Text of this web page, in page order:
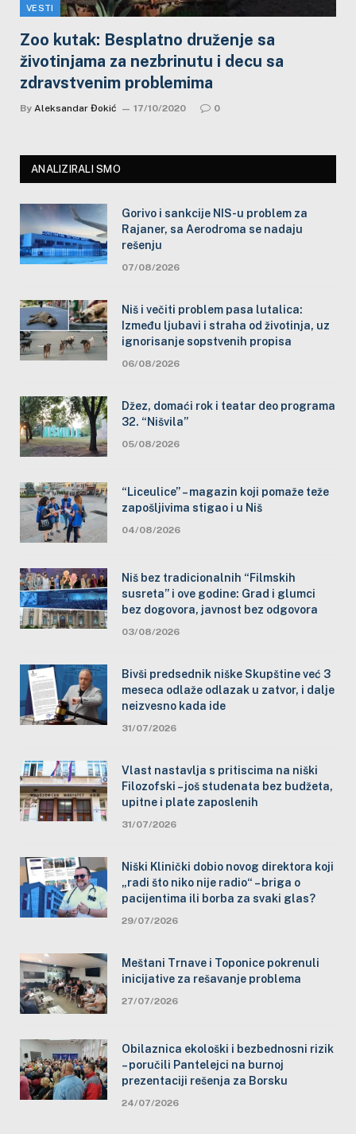
VESTI
Zoo kutak: Besplatno druženje sa
životinjama za nezbrinutu i decu sa
zdravstvenim problemima
By Aleksandar Đokić 17/10/2020 0
ANALIZIRALI SMO
Gorivo i sankcije NIS-u problem za
Rajaner, sa Aerodroma se nadaju
rešenju
07/08/2026
Niš i večiti problem pasa lutalica:
Između ljubavi i straha od životinja, uz
ignorisanje sopstvenih propisa
06/08/2026
Džez, domaći rok i teatar deo programa
32. “Nišvila”
05/08/2026
“Liceulice” – magazin koji pomaže teže
zapošljivima stigao i u Niš
04/08/2026
Niš bez tradicionalnih “Filmskih
susreta” i ove godine: Grad i glumci
bez dogovora, javnost bez odgovora
03/08/2026
Bivši predsednik niške Skupštine već 3
meseca odlaže odlazak u zatvor, i dalje
neizvesno kada ide
31/07/2026
Vlast nastavlja s pritiscima na niški
Filozofski – još studenata bez budžeta,
upitne i plate zaposlenih
31/07/2026
Niški Klinički dobio novog direktora koji
„radi što niko nije radio“ – briga o
pacijentima ili borba za svaki glas?
29/07/2026
Meštani Trnave i Toponice pokrenuli
inicijative za rešavanje problema
27/07/2026
Obilaznica ekološki i bezbednosni rizik
– poručili Pantelejci na burnoj
prezentaciji rešenja za Borsku
24/07/2026